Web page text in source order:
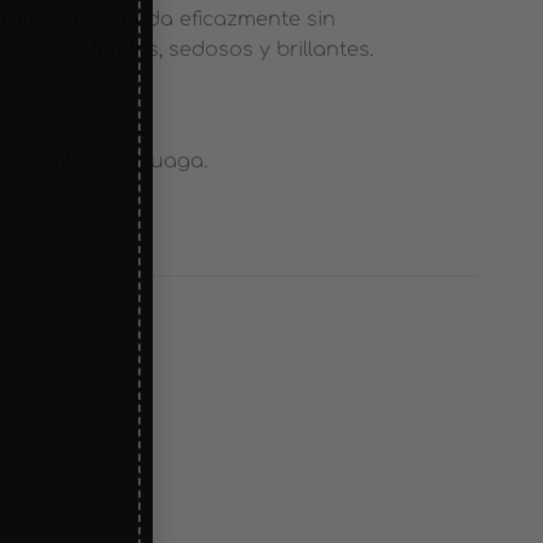
y desenreda eficazmente sin
fluidos, sedosos y brillantes.
No se enjuaga.